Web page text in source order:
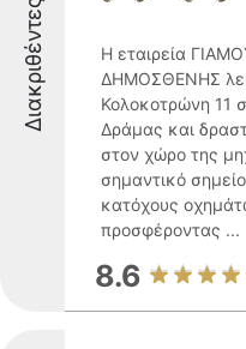
Διακριθέντες
Η εταιρεία
ΔΗΜΟΣΘΕΝΗΣ
Κολοκοτρώνη 11
Δράμας και
στον χώρο της
σημαντικό
κατόχους
προσφέροντας ...
8.6